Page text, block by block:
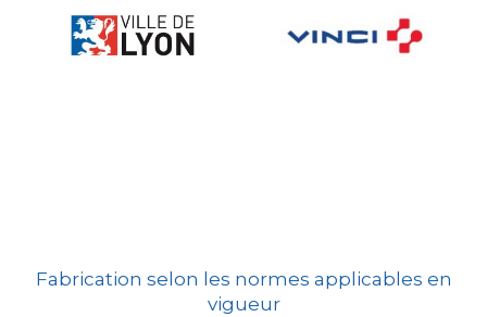
Fabrication selon les normes applicables en
vigueur